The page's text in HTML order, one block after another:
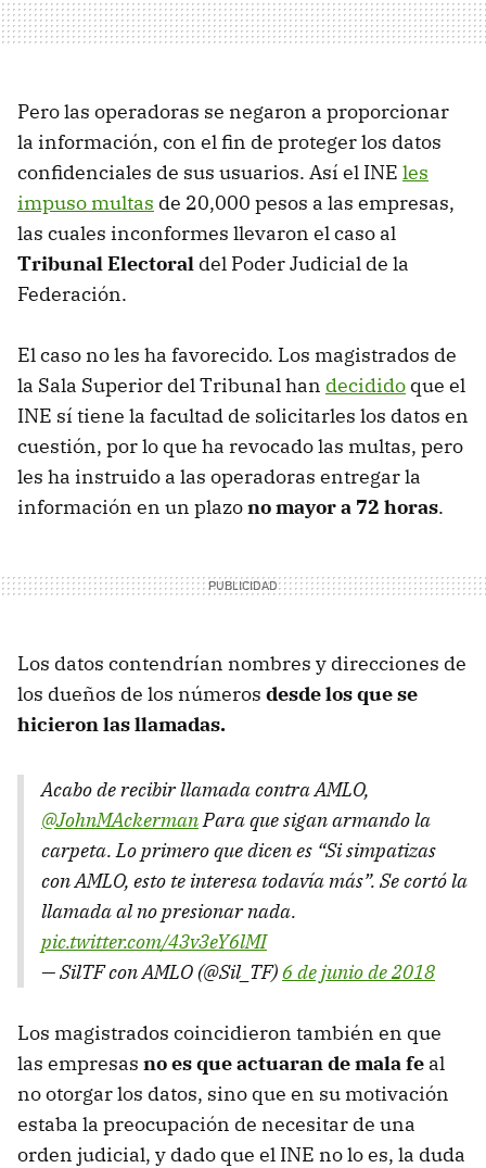
Pero las operadoras se negaron a proporcionar
la información, con el fin de proteger los datos
confidenciales de sus usuarios. Así el INE les
impuso multas de 20,000 pesos a las empresas,
las cuales inconformes llevaron el caso al
Tribunal Electoral del Poder Judicial de la
Federación.
El caso no les ha favorecido. Los magistrados de
la Sala Superior del Tribunal han decidido que el
INE sí tiene la facultad de solicitarles los datos en
cuestión, por lo que ha revocado las multas, pero
les ha instruido a las operadoras entregar la
información en un plazono mayor a 72 horas.
Los datos contendrían nombres y direcciones de
los dueños de los números desde los que se
hicieron las llamadas.
Acabo de recibir llamada contra AMLO,
@JohnMAckermanPara que sigan armando la
carpeta. Lo primero que dicen es “Si simpatizas
con AMLO, esto te interesa todavía más”. Se cortó la
llamada al no presionar nada.
pic.twitter.com/43v3eY6lMI
— SilTF con AMLO (@Sil_TF)6 de junio de 2018
Los magistrados coincidieron también en que
las empresas no es que actuaran de mala fe al
no otorgar los datos, sino que en su motivación
estaba la preocupación de necesitar de una
orden judicial, y dado que el INE no lo es, la duda